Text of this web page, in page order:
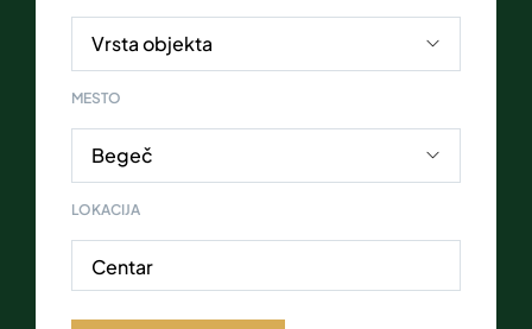
MESTO
LOKACIJA
Centar